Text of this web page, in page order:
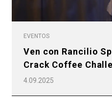
EVENTOS
Ven con Rancilio
Crack Coffee
4.09.2025